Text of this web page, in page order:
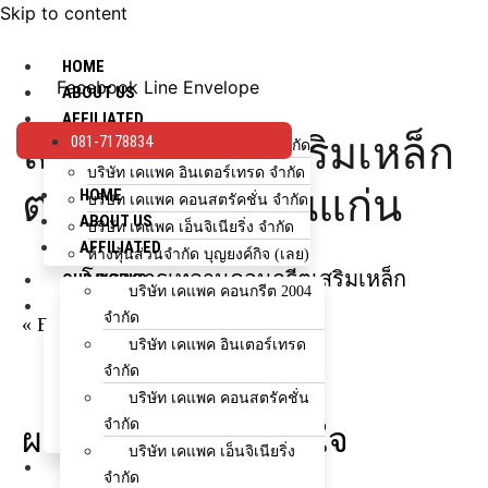
Skip to content
HOME
ABOUT US
AFFILIATED
บริษัท เคแพค คอนกรีต 2004 จำกัด
บริษัท เคแพค อินเตอร์เทรด จำกัด
บริษัท เคแพค คอนสตรัคชั่น จำกัด
บริษัท เคแพค เอ็นจิเนียริ่ง จำกัด
ห้างหุ้นส่วนจำกัด บุญยงค์กิจ (เลย)
OUR WORKS
HOW TO BUY
ขั้นตอนการสั่งซื้อ
ใช้จำนวนกี่คิว?
เลือกรถโม่ปูน
ช่องทางการชำระเงิน
สำหรับโครงการ/ตัวแทนจำหน่าย
NEWS & EVENTS
Facebook Line Envelope
081-7178834
HOME
ABOUT US
AFFILIATED
บริษัท เคแพค คอนกรีต 2004
จำกัด
บริษัท เคแพค อินเตอร์เทรด
จำกัด
บริษัท เคแพค คอนสตรัคชั่น
จำกัด
บริษัท เคแพค เอ็นจิเนียริ่ง
จำกัด
ลานคอนกรีตเสริมเหล็ก
ตลาดอู้ฟู่ จ.ขอนแก่น
โครงการเทลานคอนกรีตเสริมเหล็ก
« Back
ผลงานที่คุณอาจสนใจ